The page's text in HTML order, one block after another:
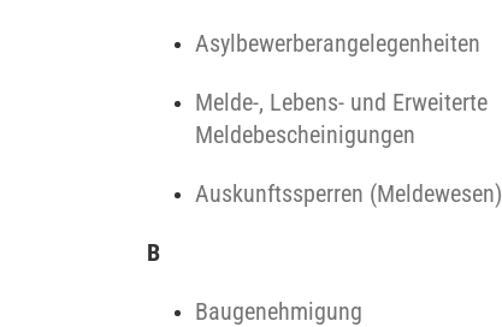
Asylbewerberangelegenheiten
Melde-, Lebens- und Erweiterte
Meldebescheinigungen
Auskunftssperren (Meldewesen)
B
Baugenehmigung